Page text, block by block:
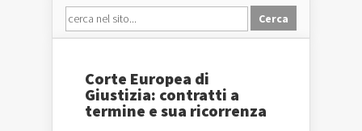
Corte Europea di
Giustizia: contratti a
termine e sua ricorrenza